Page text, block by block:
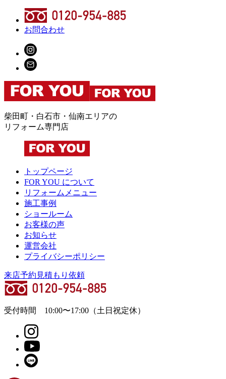
お問合わせ
柴田町・白石市・仙南エリアの
リフォーム専門店
トップページ
FOR YOU について
リフォームメニュー
施工事例
ショールーム
お客様の声
お知らせ
運営会社
プライバシーポリシー
来店予約 見積もり依頼
受付時間 10:00〜17:00 （土日祝定休）